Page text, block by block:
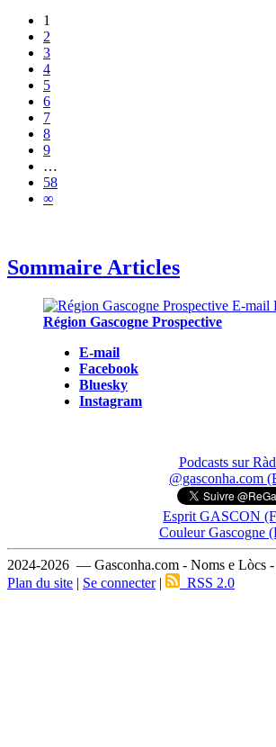
1
2
3
4
5
6
7
8
9
…
58
∞
Sommaire Articles
Région Gascogne Prospective
E-mail
Facebook
Bluesky
Instagram
Podcasts sur
@gasconha.com
Esprit GASCON
Couleur Gascogne
2024-2026 — Gasconha.com - Noms e Lòcs -
Plan du site | Se connecter| RSS 2.0